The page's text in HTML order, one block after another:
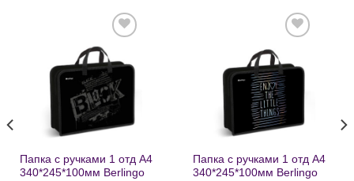
Добавить
в список
желаний
Папка с ручками 1 отд А4
340*245*100мм Berlingo
Добавить
в список
желаний
Папка с ручками 1 отд А4
340*245*100мм Berlingo